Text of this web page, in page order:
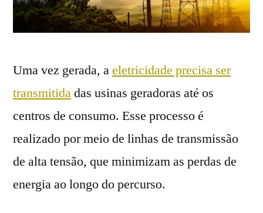
Uma vez gerada, aeletricidade precisa ser
transmitidadas usinas geradoras até os
centros de consumo. Esse processo é
realizado por meio de linhas de transmissão
de alta tensão, que minimizam as perdas de
energia ao longo do percurso.